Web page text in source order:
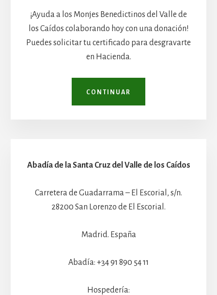
¡Ayuda a los Monjes Benedictinos del Valle de
los Caídos colaborando hoy con una donación!
Puedes solicitar tu certificado para desgravarte
en Hacienda.
CONTINUAR
Abadía de la Santa Cruz del Valle de los Caídos
Carretera de Guadarrama – El Escorial, s/n.
28200 San Lorenzo de El Escorial.
Madrid. España
Abadía: +34 91 890 54 11
Hospedería: